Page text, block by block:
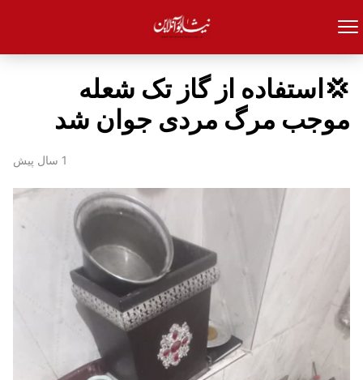
💢استفاده از گاز تک شعله
موجب مرگ مردی جوان شد
1 سال پیش